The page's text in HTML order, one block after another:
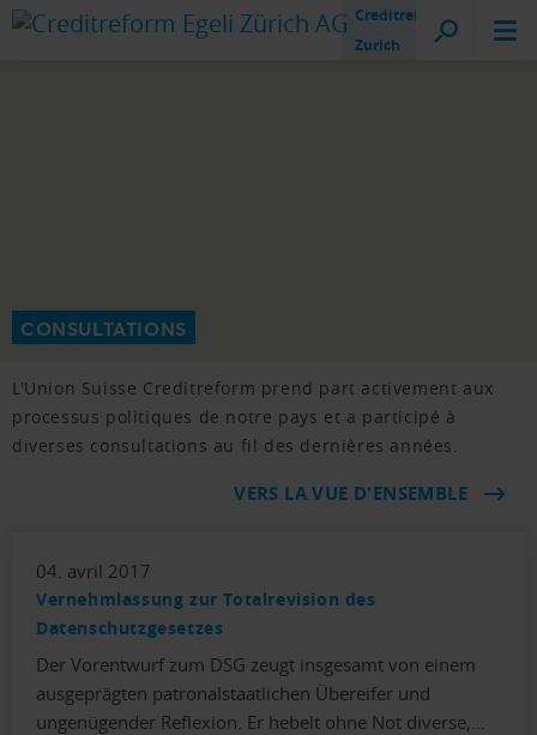
Creditreform
Zurich
CONSULTATIONS
L'Union Suisse Creditreform prend part activement aux
processus politiques de notre pays et a participé à
diverses consultations au fil des dernières années.
VERS LA VUE D'ENSEMBLE
04. avril 2017
Vernehmlassung zur Totalrevision des
Datenschutzgesetzes
Der Vorentwurf zum DSG zeugt insgesamt von einem
ausgeprägten patronalstaatlichen Übereifer und
ungenügender Reflexion. Er hebelt ohne Not diverse,…